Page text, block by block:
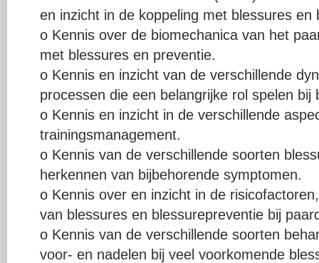
en inzicht in de koppeling met blessures en
o Kennis over de biomechanica van het
met blessures en preventie.
o Kennis en inzicht van de verschillende
processen die een belangrijke rol spelen bij
o Kennis en inzicht in de verschillende
trainingsmanagement.
o Kennis van de verschillende soorten
herkennen van bijbehorende symptomen.
o Kennis over en inzicht in de
van blessures en blessurepreventie bij
o Kennis van de verschillende soorten
voor- en nadelen bij veel voorkomende